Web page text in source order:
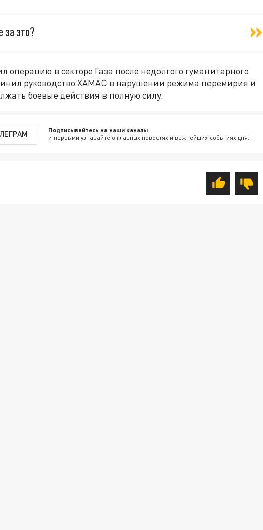
за это?
операцию в секторе Газа после недолгого гуманитарного
руководство ХАМАС в нарушении режима перемирия и
боевые действия в полную силу.
Подписывайтесь на наши каналы
и первыми узнавайте о главных новостях и важнейших событиях дня.